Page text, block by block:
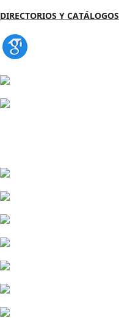
DIRECTORIOS Y CATÁLOGOS